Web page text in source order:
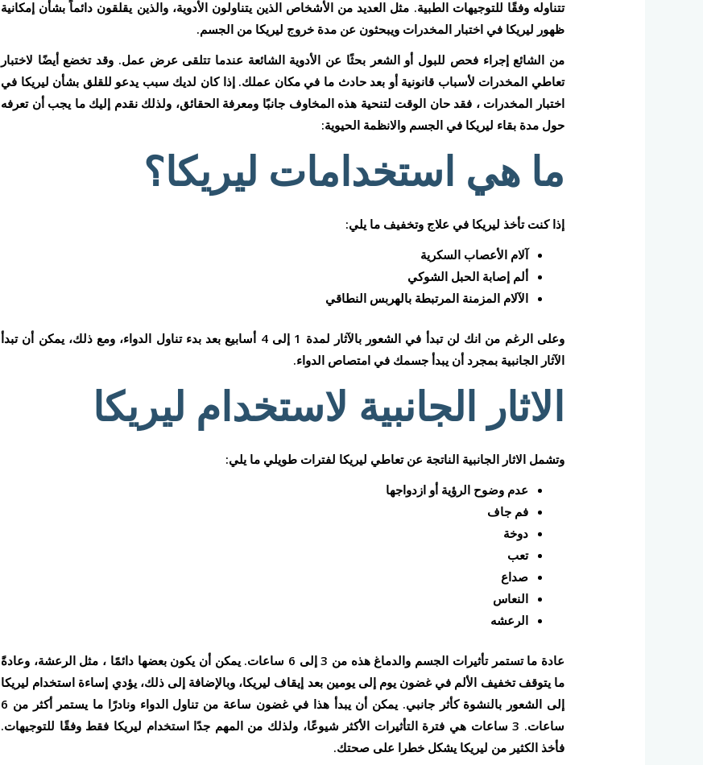
تتناوله وفقًا للتوجيهات الطبية. مثل العديد من الأشخاص الذين يتناولون الأدوية، والذين يقلقون دائماً بشأن إمكانية
ظهور ليريكا في اختبار المخدرات ويبحثون عن مدة خروج ليريكا من الجسم.
من الشائع إجراء فحص للبول أو الشعر بحثًا عن الأدوية الشائعة عندما تتلقى عرض عمل. وقد تخضع أيضًا لاختبار
تعاطي المخدرات لأسباب قانونية أو بعد حادث ما في مكان عملك. إذا كان لديك سبب يدعو للقلق بشأن ليريكا في
اختبار المخدرات ، فقد حان الوقت لتنحية هذه المخاوف جانبًا ومعرفة الحقائق، ولذلك نقدم إليك ما يجب أن تعرفه
حول مدة بقاء ليريكا في الجسم والانظمة الحيوية:
ما هي استخدامات ليريكا؟
إذا كنت تأخذ ليريكا في علاج وتخفيف ما يلي:
آلام الأعصاب السكرية
ألم إصابة الحبل الشوكي
الآلام المزمنة المرتبطة بالهربس النطاقي
وعلى الرغم من انك لن تبدأ في الشعور بالآثار لمدة 1 إلى 4 أسابيع بعد بدء تناول الدواء، ومع ذلك، يمكن أن تبدأ
الآثار الجانبية بمجرد أن يبدأ جسمك في امتصاص الدواء.
الاثار الجانبية لاستخدام ليريكا
وتشمل الاثار الجانبية الناتجة عن تعاطي ليريكا لفترات طويلي ما يلي:
عدم وضوح الرؤية أو ازدواجها
فم جاف
دوخة
تعب
صداع
النعاس
الرعشه
عادة ما تستمر تأثيرات الجسم والدماغ هذه من 3 إلى 6 ساعات. يمكن أن يكون بعضها دائمًا ، مثل الرعشة، وعادةً
ما يتوقف تخفيف الألم في غضون يوم إلى يومين بعد إيقاف ليريكا، وبالإضافة إلى ذلك، يؤدي إساءة استخدام ليريكا
إلى الشعور بالنشوة كأثر جانبي. يمكن أن يبدأ هذا في غضون ساعة من تناول الدواء ونادرًا ما يستمر أكثر من 6
ساعات. 3 ساعات هي فترة التأثيرات الأكثر شيوعًا، ولذلك من المهم جدًا استخدام ليريكا فقط وفقًا للتوجيهات.
فأخذ الكثير من ليريكا يشكل خطرا على صحتك.